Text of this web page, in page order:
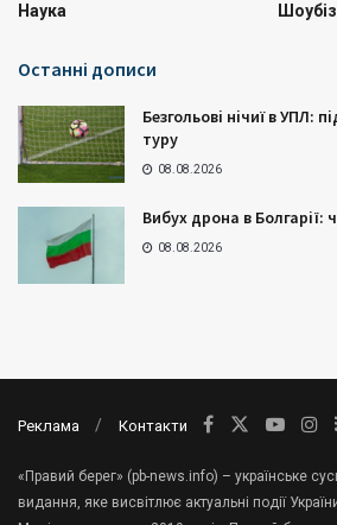
Наука
Шоубіз
Останні дописи
Безгольові нічиї в УПЛ:
туру
08.08.2026
Вибух дрона в Болгарії:
08.08.2026
Реклама Контакти
«Правий берег» (pb-news.info) – українське
видання, яке висвітлює актуальні події України